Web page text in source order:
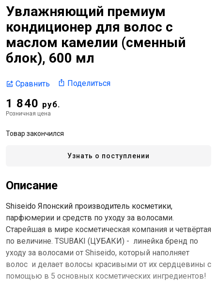
Увлажняющий премиум
кондиционер для волос с
маслом камелии (сменный
блок), 600 мл
Сравнить Поделиться
1 840 руб.
Розничная цена
Товар закончился
Узнать о поступлении
Описание
Shiseido Японский производитель косметики,
парфюмерии и средств по уходу за волосами.
Старейшая в мире косметическая компания и четвёртая
по величине. TSUBAKI (ЦУБАКИ) - линейка бренд по
уходу за волосами от Shiseido, который наполняет
волос и делает волосы красивыми от их сердцевины с
помощью в 5 основных косметических ингредиентов!